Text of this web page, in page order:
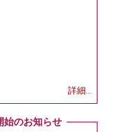
詳細...
のお知らせ